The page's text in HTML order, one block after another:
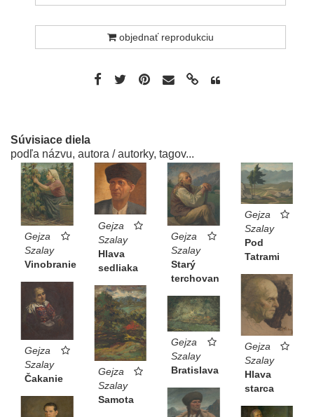
objednať reprodukciu
Súvisiace diela
podľa názvu, autora / autorky, tagov...
Gejza
Szalay
Vinobranie
Gejza
Szalay
Hlava
sedliaka
Gejza
Szalay
Starý
terchovan
Gejza
Szalay
Pod
Tatrami
Gejza
Szalay
Hlava
starca
Gejza
Szalay
Čakanie
Gejza
Szalay
Samota
Gejza
Szalay
Bratislava